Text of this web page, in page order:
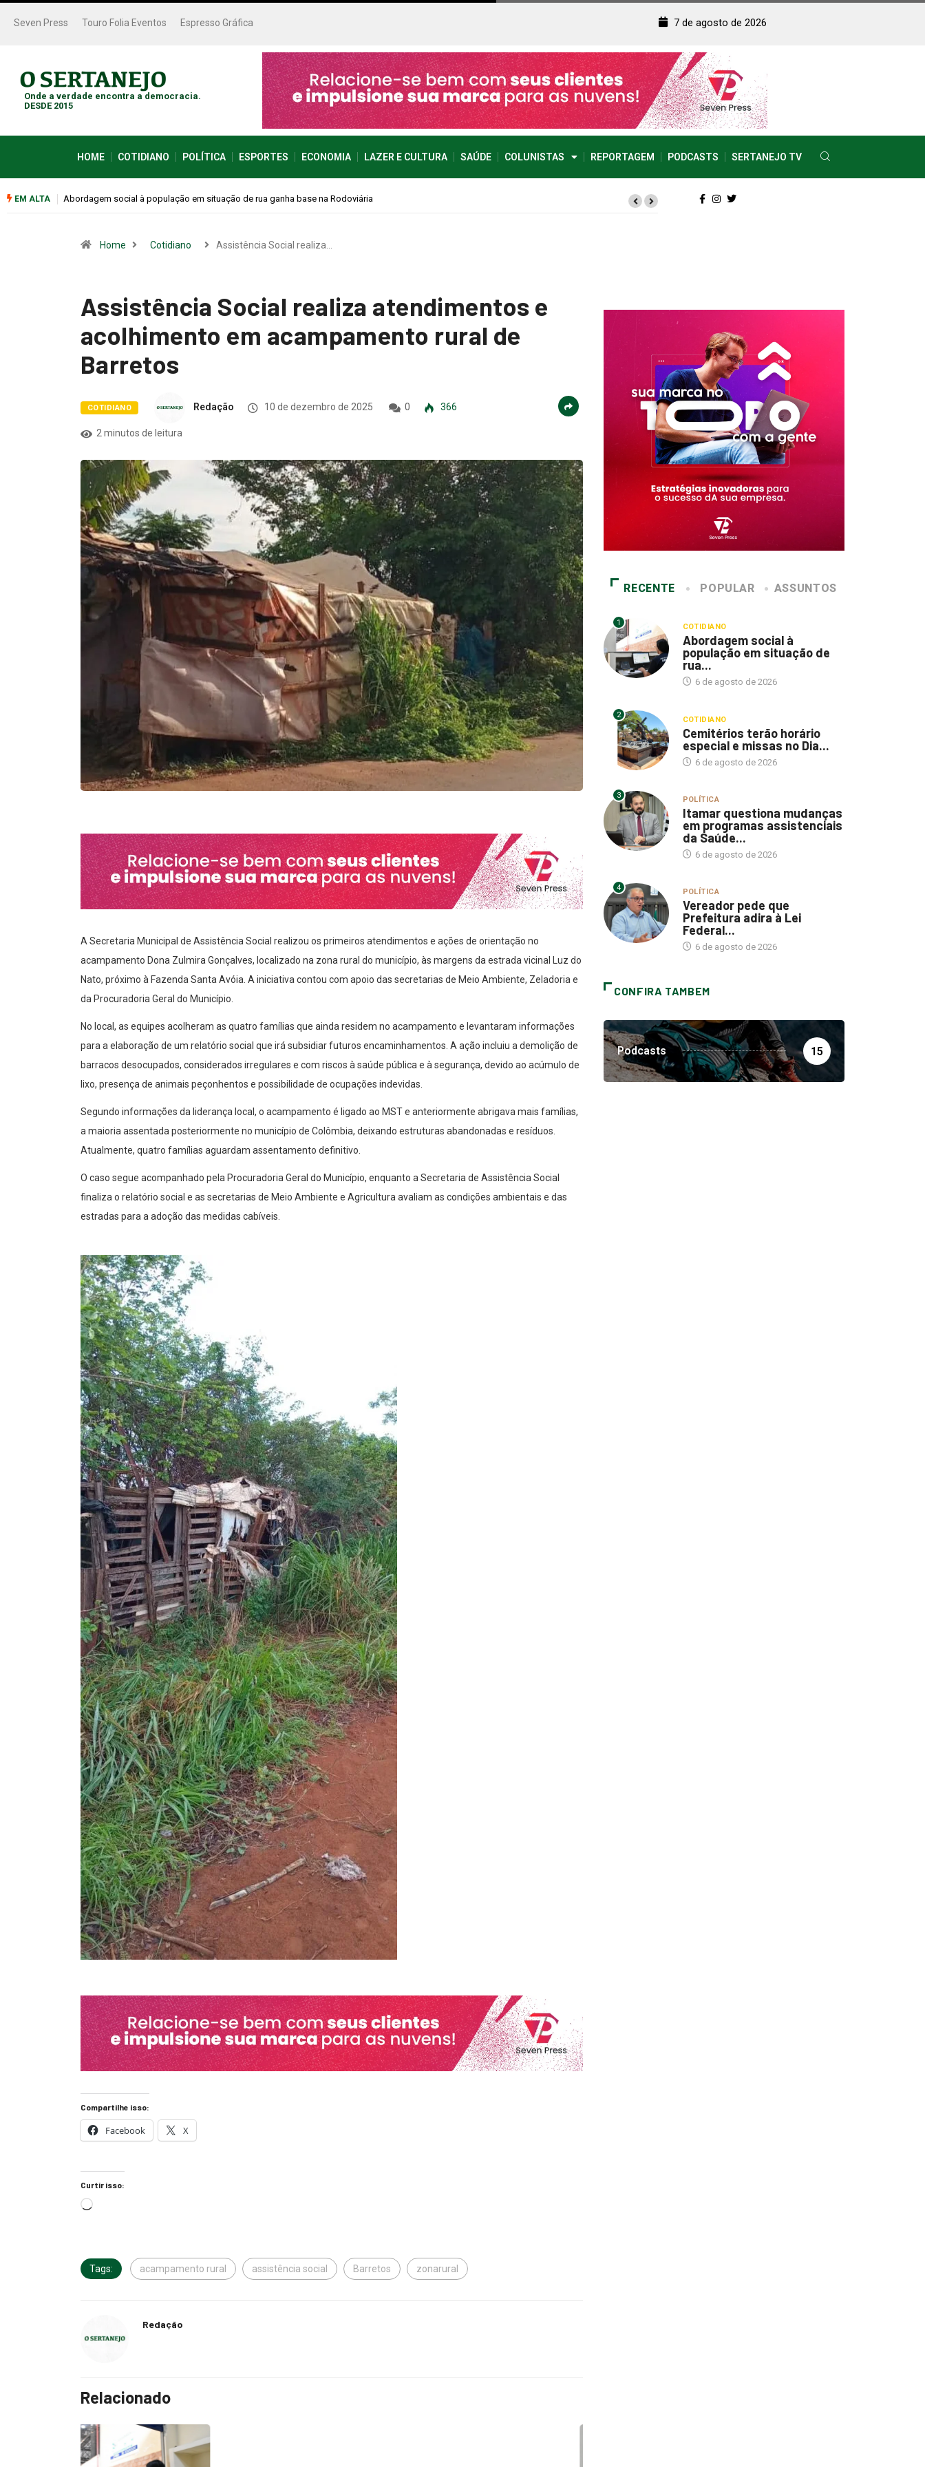
Seven Press Touro Folia Eventos Espresso Gráfica 7 de agosto de 2026
Onde a verdade encontra a democracia.
DESDE 2015
HOME COTIDIANO POLÍTICA ESPORTES ECONOMIA LAZER E CULTURA SAÚDE COLUNISTAS REPORTAGEM PODCASTS SERTANEJO TV
EM ALTA Cemitérios terão horário especial e missas no Dia dos Pais
Home Cotidiano Assistência Social realiza…
Assistência Social realiza atendimentos e
acolhimento em acampamento rural de
Barretos
COTIDIANO Redação 10 de dezembro de 2025 0 366
2 minutos de leitura
A Secretaria Municipal de Assistência Social realizou os primeiros atendimentos e ações de orientação no
acampamento Dona Zulmira Gonçalves, localizado na zona rural do município, às margens da estrada vicinal Luz do
Nato, próximo à Fazenda Santa Avóia. A iniciativa contou com apoio das secretarias de Meio Ambiente, Zeladoria e
da Procuradoria Geral do Município.
No local, as equipes acolheram as quatro famílias que ainda residem no acampamento e levantaram informações
para a elaboração de um relatório social que irá subsidiar futuros encaminhamentos. A ação incluiu a demolição de
barracos desocupados, considerados irregulares e com riscos à saúde pública e à segurança, devido ao acúmulo de
lixo, presença de animais peçonhentos e possibilidade de ocupações indevidas.
Segundo informações da liderança local, o acampamento é ligado ao MST e anteriormente abrigava mais famílias,
a maioria assentada posteriormente no município de Colômbia, deixando estruturas abandonadas e resíduos.
Atualmente, quatro famílias aguardam assentamento definitivo.
O caso segue acompanhado pela Procuradoria Geral do Município, enquanto a Secretaria de Assistência Social
finaliza o relatório social e as secretarias de Meio Ambiente e Agricultura avaliam as condições ambientais e das
estradas para a adoção das medidas cabíveis.
Compartilhe isso:
Facebook X
Curtir isso:
Tags: acampamento rural assistência social Barretos zonarural
Redação
Relacionado
RECENTE POPULAR ASSUNTOS
1 COTIDIANO
Abordagem social à
população em situação de
rua...
6 de agosto de 2026
2 COTIDIANO
Cemitérios terão horário
especial e missas no Dia...
6 de agosto de 2026
3 POLÍTICA
Itamar questiona mudanças
em programas assistenciais
da Saúde...
6 de agosto de 2026
4 POLÍTICA
Vereador pede que
Prefeitura adira à Lei
Federal...
6 de agosto de 2026
CONFIRA TAMBEM
Podcasts 15